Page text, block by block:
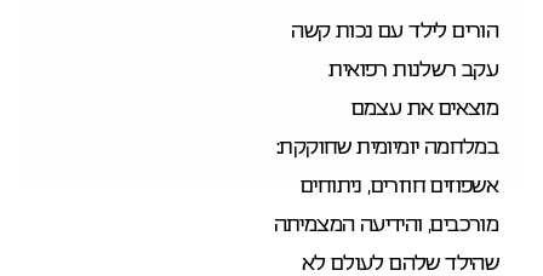
הורים לילד עם נכות קשה
עקב רשלנות רפואית
מוצאים את עצמם
במלחמה יומיומית שחוקקת:
אשפוזים חוזרים, ניתוחים
מורכבים, והידיעה המצמיתה
שהילד שלהם לעולם לא